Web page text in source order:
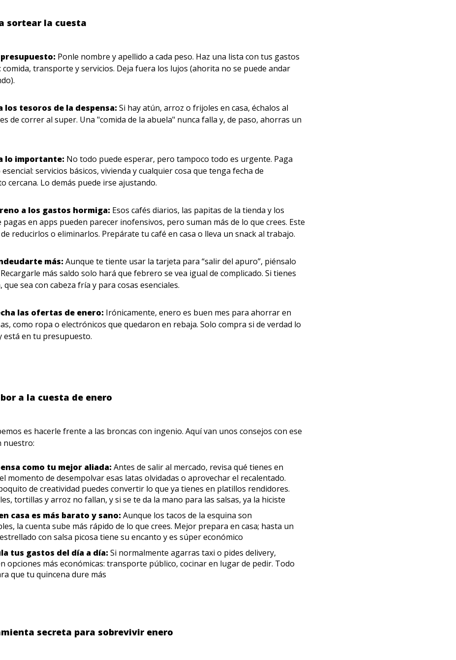
sortear la cuesta
presupuesto: Ponle nombre y apellido a cada peso. Haz una lista con tus gastos
comida, transporte y servicios. Deja fuera los lujos (ahorita no se puede andar
los tesoros de la despensa: Si hay atún, arroz o frijoles en casa, échalos al
de correr al super. Una "comida de la abuela" nunca falla y, de paso, ahorras un
lo importante: No todo puede esperar, pero tampoco todo es urgente. Paga
servicios básicos, vivienda y cualquier cosa que tenga fecha de
cercana. Lo demás puede irse ajustando.
a los gastos hormiga: Esos cafés diarios, las papitas de la tienda y los
pagas en apps pueden parecer inofensivos, pero suman más de lo que crees. Este
reducirlos o eliminarlos. Prepárate tu café en casa o lleva un snack al trabajo.
más: Aunque te tiente usar la tarjeta para “salir del apuro”, piénsalo
más saldo solo hará que febrero se vea igual de complicado. Si tienes
que sea con cabeza fría y para cosas esenciales.
las ofertas de enero: Irónicamente, enero es buen mes para ahorrar en
como ropa o electrónicos que quedaron en rebaja. Solo compra si de verdad lo
está en tu presupuesto.
a la cuesta de enero
es hacerle frente a las broncas con ingenio. Aquí van unos consejos con ese
nuestro:
como tu mejor aliada: Antes de salir al mercado, revisa qué tienes en
el momento de desempolvar esas latas olvidadas o aprovechar el recalentado.
de creatividad puedes convertir lo que ya tienes en platillos rendidores.
tortillas y arroz no fallan, y si se te da la mano para las salsas, ya la hiciste
casa es más barato y sano: Aunque los tacos de la esquina son
la cuenta sube más rápido de lo que crees. Mejor prepara en casa; hasta un
con salsa picosa tiene su encanto y es súper económico
tus gastos del día a día: Si normalmente agarras taxi o pides delivery,
opciones más económicas: transporte público, cocinar en lugar de pedir. Todo
que tu quincena dure más
secreta para sobrevivir enero